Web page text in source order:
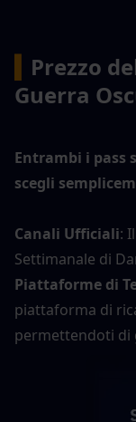
Prezzo
Guerra
Entrambi i pass
scegli
Canali Ufficiali:
Settimanale di
Piattaforme di
piattaforma di
permettendoti di